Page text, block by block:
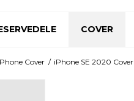
COVER
Cover / iPhone SE 2020 Cover